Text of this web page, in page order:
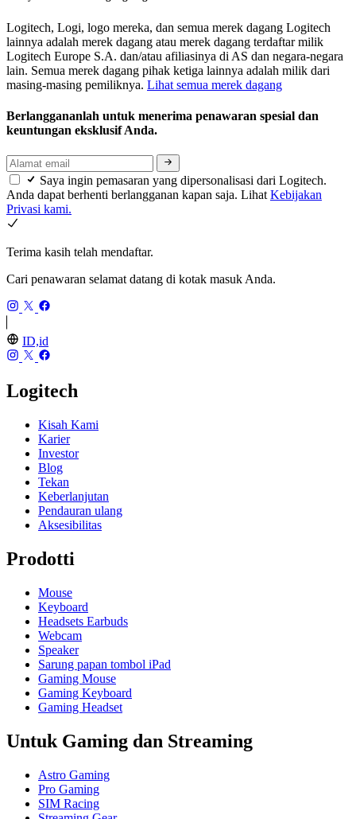
Logitech, Logi, logo mereka, dan semua merek dagang Logitech
lainnya adalah merek dagang atau merek dagang terdaftar milik
Logitech Europe S.A. dan/atau afiliasinya di AS dan negara-negara
lain. Semua merek dagang pihak ketiga lainnya adalah milik dari
masing-masing pemiliknya. Lihat semua merek dagang
Berlanggananlah untuk menerima penawaran spesial dan
keuntungan eksklusif Anda.
Saya ingin pemasaran yang dipersonalisasi dari Logitech.
Anda dapat berhenti berlangganan kapan saja. LihatKebijakan
Privasi kami.
Terima kasih telah mendaftar.
Cari penawaran selamat datang di kotak masuk Anda.
ID,id
Logitech
Kisah Kami
Karier
Investor
Blog
Tekan
Keberlanjutan
Pendauran ulang
Aksesibilitas
Prodotti
Mouse
Keyboard
Headsets Earbuds
Webcam
Speaker
Sarung papan tombol iPad
Gaming Mouse
Gaming Keyboard
Gaming Headset
Untuk Gaming dan Streaming
Astro Gaming
Pro Gaming
SIM Racing